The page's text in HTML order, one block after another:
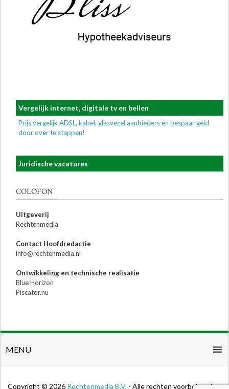
Vergelijk internet, digitale tv en bellen
Prijs vergelijk ADSL, kabel, glasvezel aanbieders en bespaar geld
door over te stappen!
Juridische vacatures
COLOFON
Uitgeverij
Rechtenmedia
Contact Hoofdredactie
info@rechtenmedia.nl
Ontwikkeling en technische realisatie
Blue Horizon
Piscator.nu
MENU
Copyright © 2026 Rechtenmedia B.V. - Alle rechten voorbehouden.